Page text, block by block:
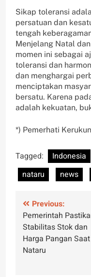
Sikap toleransi
persatuan dan
tengah
Menjelang Natal
momen ini sebagai
toleransi dan
dan menghargai
menciptakan
bersatu. Karena
adalah kekuatan,
*) Pemerhati
Tagged: Indonesia
nataru
news
Post
navigation
Previous:
Pemerintah
Stabilitas Stok dan
Harga Pangan Saat
Nataru